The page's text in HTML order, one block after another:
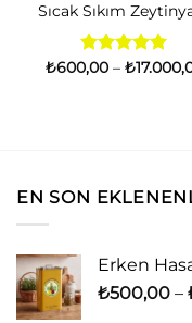
Sıcak Sıkım
5 üzerinden
₺600,00 – ₺
EN SON
Erken
₺500,00 –